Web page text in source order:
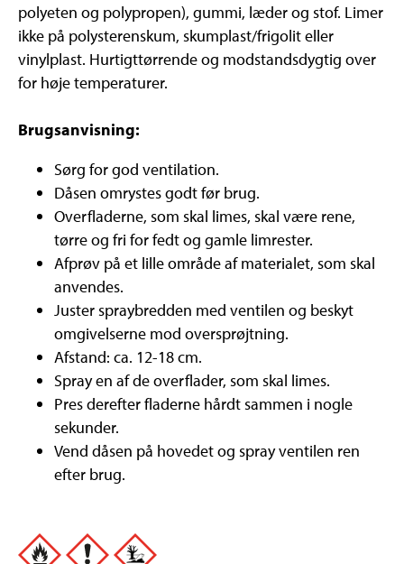
polyeten og polypropen), gummi, læder og stof. Limer
ikke på polysterenskum, skumplast/frigolit eller
vinylplast. Hurtigttørrende og modstandsdygtig over
for høje temperaturer.
Brugsanvisning:
Sørg for god ventilation.
Dåsen omrystes godt før brug.
Overfladerne, som skal limes, skal være rene,
tørre og fri for fedt og gamle limrester.
Afprøv på et lille område af materialet, som skal
anvendes.
Juster spraybredden med ventilen og beskyt
omgivelserne mod oversprøjtning.
Afstand: ca. 12-18 cm.
Spray en af de overflader, som skal limes.
Pres derefter fladerne hårdt sammen i nogle
sekunder.
Vend dåsen på hovedet og spray ventilen ren
efter brug.